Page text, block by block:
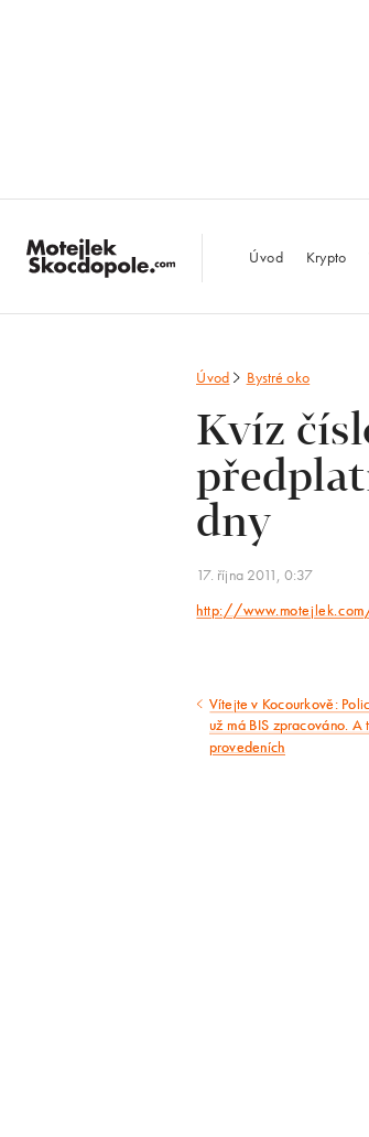
Úvod Krypto
Úvod Bystré oko
Kvíz
dny
17. října 2011, 0:37
http://
článek
Vítejte v Kocourkově:
už má BIS zpracováno. A
provedeních